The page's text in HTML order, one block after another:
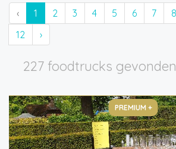
‹ 1 2 3 4 5 6 7 8
12
›
227 foodtrucks gevonden
PREMIUM +